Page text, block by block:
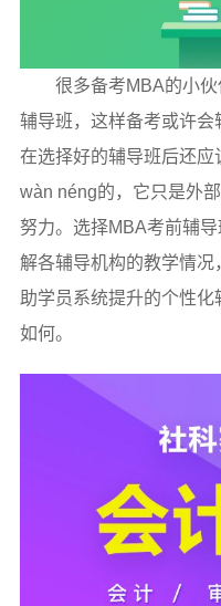
很多备考MBA的小
辅导班，这样备考或许
在选择好的辅导班后还
wàn néng的，它只是外
努力。选择MBA考前辅
解各辅导机构的教学情
助学员系统提升的个性
如何。